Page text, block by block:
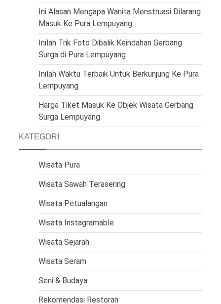
Ini Alasan Mengapa Wanita Menstruasi Dilarang
Masuk Ke Pura Lempuyang
Inilah Trik Foto Dibalik Keindahan Gerbang
Surga di Pura Lempuyang
Inilah Waktu Terbaik Untuk Berkunjung Ke Pura
Lempuyang
Harga Tiket Masuk Ke Objek Wisata Gerbang
Surga Lempuyang
KATEGORI
Wisata Pura
Wisata Sawah Terasering
Wisata Petualangan
Wisata Instagramable
Wisata Sejarah
Wisata Seram
Seni & Budaya
Rekomendasi Restoran